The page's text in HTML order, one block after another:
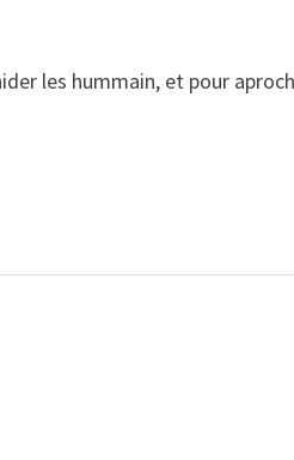
les hummain, et pour